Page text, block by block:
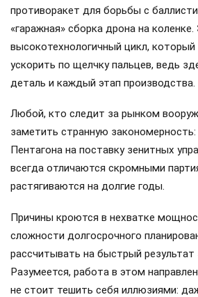
противоракет для борьбы с
«гаражная» сборка дрона на
высокотехнологичный цикл,
ускорить по щелчку пальцев, ведь
деталь и каждый этап производства.
Любой, кто следит за рынком
заметить странную
Пентагона на поставку зенитных
всегда отличаются скромными
растягиваются на долгие годы.
Причины кроются в нехватке
сложности долгосрочного
рассчитывать на быстрый результат
Разумеется, работа в этом
не стоит тешить себя иллюзиями: